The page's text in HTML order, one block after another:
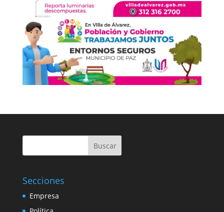
Buscar
Secciones
Empresa